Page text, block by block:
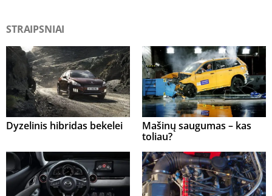
STRAIPSNIAI
Dyzelinis hibridas bekelei
Mašinų saugumas – kas
toliau?